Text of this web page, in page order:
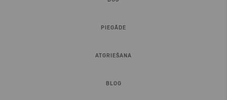
PIEGĀDE
ATGRIEŠANA
BLOG